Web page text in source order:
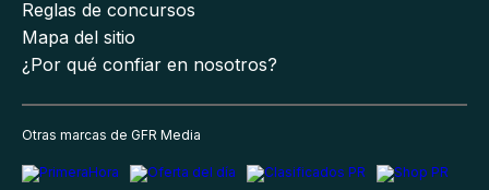
Reglas de concursos
Mapa del sitio
¿Por qué confiar en nosotros?
Otras marcas de GFR Media